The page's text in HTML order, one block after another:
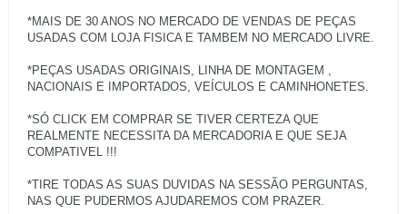
*MAIS DE 30 ANOS NO MERCADO DE VENDAS DE PEÇAS
USADAS COM LOJA FISICA E TAMBEM NO MERCADO LIVRE.
*PEÇAS USADAS ORIGINAIS, LINHA DE MONTAGEM ,
NACIONAIS E IMPORTADOS, VEÍCULOS E CAMINHONETES.
*SÓ CLICK EM COMPRAR SE TIVER CERTEZA QUE
REALMENTE NECESSITA DA MERCADORIA E QUE SEJA
COMPATIVEL !!!
*TIRE TODAS AS SUAS DUVIDAS NA SESSÃO PERGUNTAS,
NAS QUE PUDERMOS AJUDAREMOS COM PRAZER.